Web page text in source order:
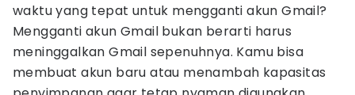
waktu yang tepat untuk mengganti akun Gmail?
Mengganti akun Gmail bukan berarti harus
meninggalkan Gmail sepenuhnya. Kamu bisa
membuat akun baru atau menambah kapasitas